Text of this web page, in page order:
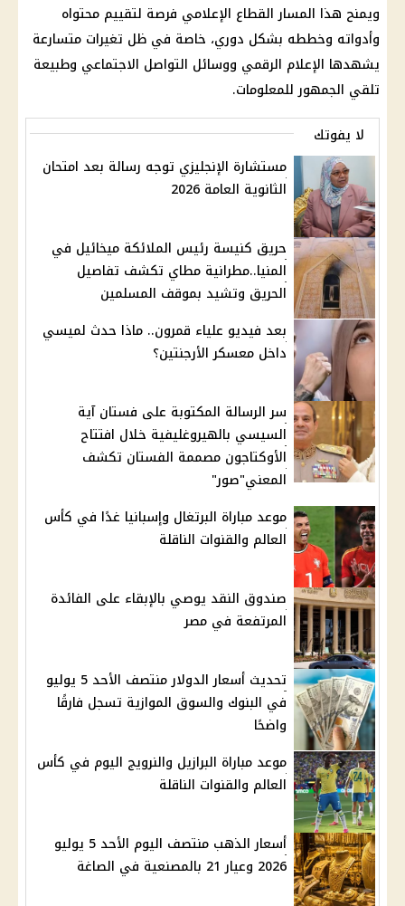
ويمنح هذا المسار القطاع الإعلامي فرصة لتقييم محتواه
وأدواته وخططه بشكل دوري، خاصة في ظل تغيرات متسارعة
يشهدها الإعلام الرقمي ووسائل التواصل الاجتماعي وطبيعة
تلقي الجمهور للمعلومات.
لا يفوتك
مستشارة الإنجليزي توجه رسالة بعد امتحان
الثانوية العامة 2026
حريق كنيسة رئيس الملائكة ميخائيل في
المنيا..مطرانية مطاي تكشف تفاصيل
الحريق وتشيد بموقف المسلمين
بعد فيديو علياء قمرون.. ماذا حدث لميسي
داخل معسكر الأرجنتين؟
سر الرسالة المكتوبة على فستان آية
السيسي بالهيروغليفية خلال افتتاح
الأوكتاجون مصممة الفستان تكشف
المعني"صور"
موعد مباراة البرتغال وإسبانيا غدًا في كأس
العالم والقنوات الناقلة
صندوق النقد يوصي بالإبقاء على الفائدة
المرتفعة في مصر
تحديث أسعار الدولار منتصف الأحد 5 يوليو
في البنوك والسوق الموازية تسجل فارقًا
واضحًا
موعد مباراة البرازيل والنرويج اليوم في كأس
العالم والقنوات الناقلة
أسعار الذهب منتصف اليوم الأحد 5 يوليو
2026 وعيار 21 بالمصنعية في الصاغة